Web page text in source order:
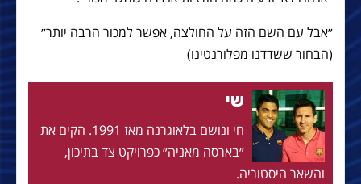
״אבל עם השם הזה על החולצה, אפשר למכור הרבה יותר״
(הבחור ששדדנו מפלורנטינו)
שי
חי ונושם בלאוגרנה מאז 1991. הקים את
״בארסה מאניה״ כפרויקט צד בתיכון,
והשאר היסטוריה.